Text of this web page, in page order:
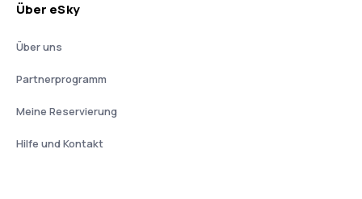
Über eSky
Über uns
Partnerprogramm
Meine Reservierung
Hilfe und Kontakt